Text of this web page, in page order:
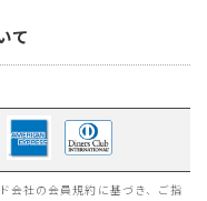
て
会社の会員規約に基づき、ご指